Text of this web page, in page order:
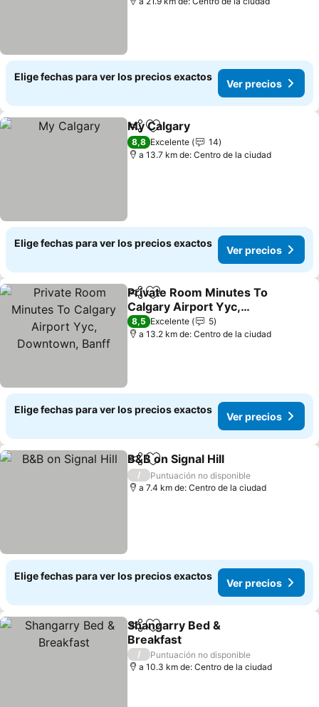
Elige fechas para ver los precios exactos
Ver precios
CompartirAgregar a favoritos
My Calgary
8,8 Excelente
14
a 13.7 km de: Centro de la ciudad
Elige fechas para ver los precios exactos
Ver precios
CompartirAgregar a favoritos
Private Room Minutes To
Calgary Airport Yyc,
Downtown, Banff
Ver precios
8,5 Excelente
5
a 13.2 km de: Centro de la ciudad
Elige fechas para ver los precios exactos
Ver precios
CompartirAgregar a favoritos
B&B on Signal Hill
/
Puntuación no disponible
a 7.4 km de: Centro de la ciudad
Elige fechas para ver los precios exactos
Ver precios
CompartirAgregar a favoritos
Shangarry Bed &
Breakfast
Ver precios
/
Puntuación no disponible
a 10.3 km de: Centro de la ciudad